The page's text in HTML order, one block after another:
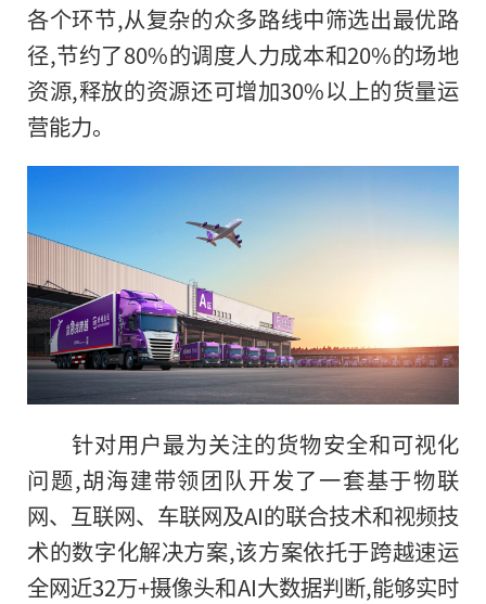
各个环节,从复杂的众多路线中筛选出最优路
径,节约了80%的调度人力成本和20%的场地
资源,释放的资源还可增加30%以上的货量运
营能力。
针对用户最为关注的货物安全和可视化
问题,胡海建带领团队开发了一套基于物联
网、互联网、车联网及AI的联合技术和视频技
术的数字化解决方案,该方案依托于跨越速运
全网近32万+摄像头和AI大数据判断,能够实时